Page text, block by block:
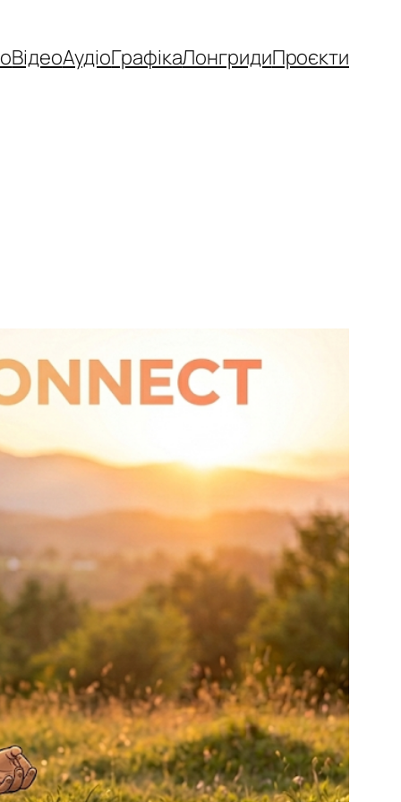
ВідеоАудіоГрафікаЛонгридиПроєкти